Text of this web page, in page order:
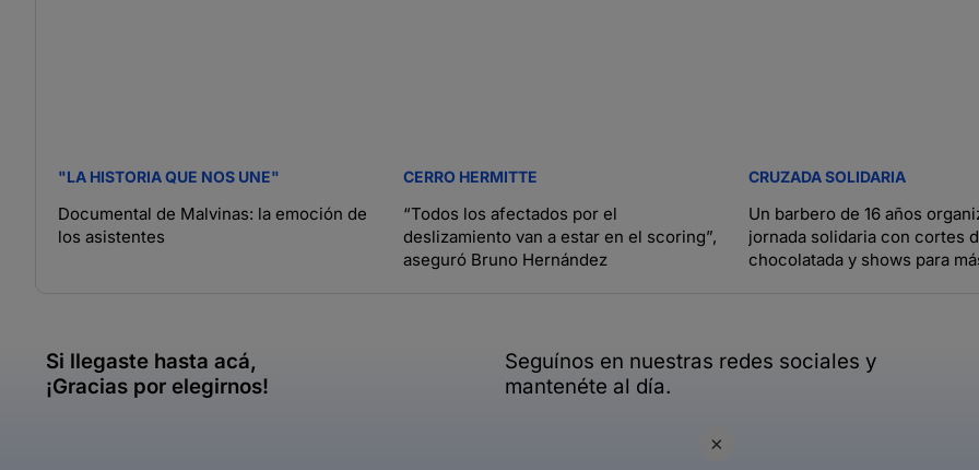
×
"LA HISTORIA QUE NOS UNE"
Documental de Malvinas: la emoción de
los asistentes
CERRO HERMITTE
“Todos los afectados por el
deslizamiento van a estar en el scoring”,
aseguró Bruno Hernández
CRUZADA SOLIDARIA
Un barbero de 16 años
jornada solidaria con cortes
chocolatada y shows para
Si llegaste hasta acá,
¡Gracias por elegirnos!
Seguínos en nuestras redes sociales y
mantenéte al día.